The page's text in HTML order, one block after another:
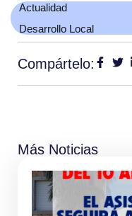
Actualidad
Desarrollo Local
Compártelo:
Más Noticias